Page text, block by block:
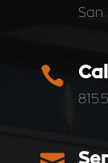
San
